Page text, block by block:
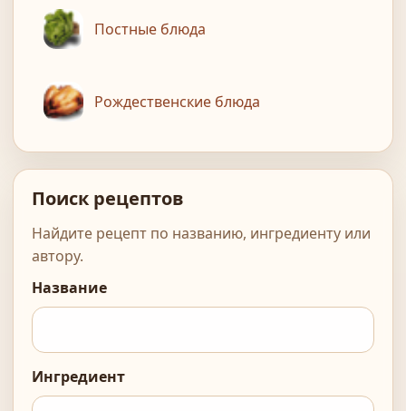
Постные блюда
Рождественские блюда
Поиск рецептов
Найдите рецепт по названию, ингредиенту или
автору.
Название
Ингредиент